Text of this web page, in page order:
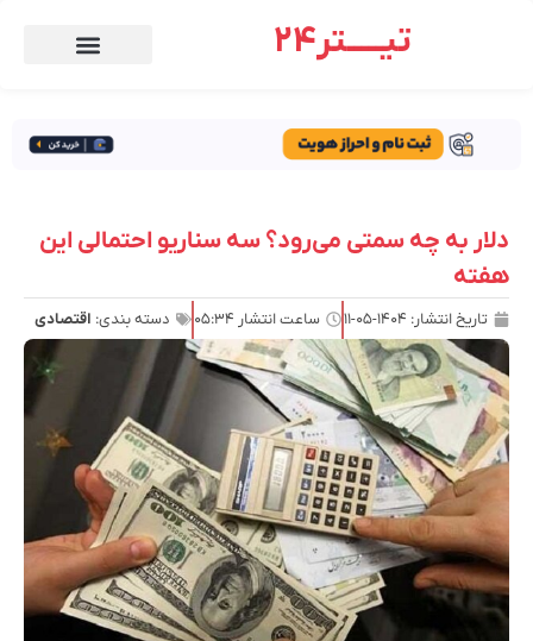
تیـــــتر24
دلار به چه سمتی می‌رود؟ سه سناریو احتمالی این
هفته
تاریخ انتشار: ۱۴۰۴-۰۵-۱۱ ساعت انتشار ۰۵:۳۴ دسته بندی: اقتصادی